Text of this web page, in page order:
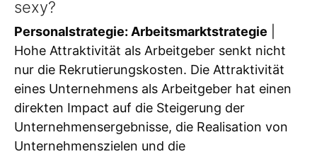
sexy?
Personalstrategie: Arbeitsmarktstrategie
Hohe Attraktivität als Arbeitgeber senkt nicht
nur die Rekrutierungskosten. Die Attraktivität
eines Unternehmens als Arbeitgeber hat einen
direkten Impact auf die Steigerung der
Unternehmensergebnisse, die Realisation von
Unternehmenszielen und die